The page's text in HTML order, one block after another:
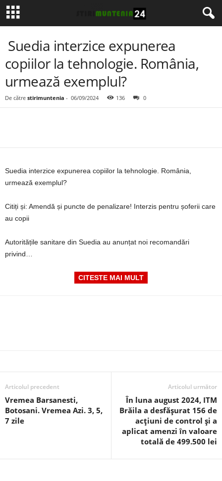
Suedia interzice expunerea
copiilor la tehnologie. România,
urmează exemplul?
De către stirimuntenia - 06/09/2024 136 0
Suedia interzice expunerea copiilor la tehnologie. România,
urmează exemplul?
Citiți și: Amendă și puncte de penalizare! Interzis pentru șoferii care
au copii
Autoritățile sanitare din Suedia au anunțat noi recomandări
privind…
CITESTE MAI MULT
Articolul precedent
Vremea Barsanesti,
Botosani. Vremea Azi. 3, 5,
7 zile
Articolul următor
În luna august 2024, ITM
Brăila a desfășurat 156 de
acțiuni de control și a
aplicat amenzi în valoare
totală de 499.500 lei